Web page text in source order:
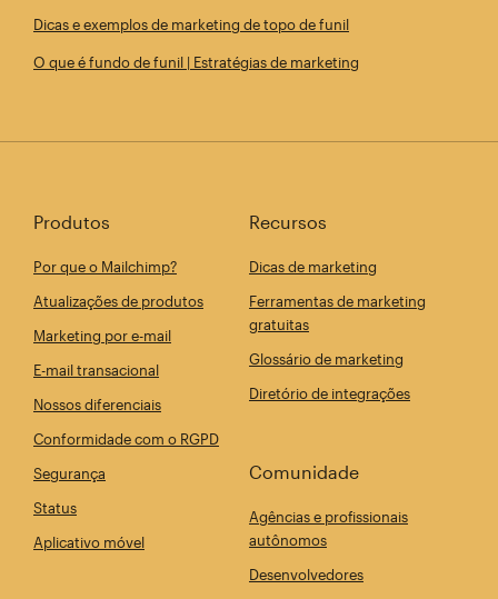
Dicas e exemplos de marketing de topo de funil
O que é fundo de funil | Estratégias de marketing
Produtos
Por que o Mailchimp?
Atualizações de produtos
Marketing por e-mail
E-mail transacional
Nossos diferenciais
Conformidade com o RGPD
Segurança
Status
Aplicativo móvel
Recursos
Dicas de marketing
Ferramentas de marketing
gratuitas
Glossário de marketing
Diretório de integrações
Comunidade
Agências e profissionais
autônomos
Desenvolvedores